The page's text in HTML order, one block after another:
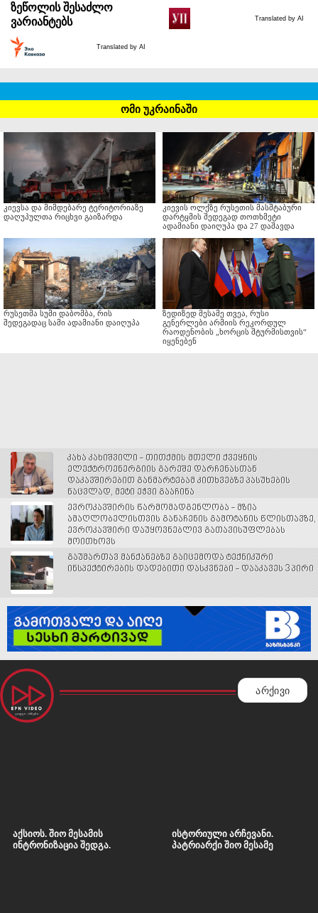
ზეწოლის შესაძლო
ვარიანტებს
Translated by AI
Translated by AI
ომი უკრაინაში
კიევსა და მიმდებარე ტერიტორიაზე
დაღუპულთა რიცხვი გაიზარდა
კიევის ოლქზე რუსეთის მასშტაბური
დარტყმის შედეგად თოთხმეტი
ადამიანი დაიღუპა და 27 დაშავდა
რუსეთმა სუმი დაბომბა, რის
შედეგადაც სამი ადამიანი დაიღუპა
ზედიზედ მესამე თვეა, რუსი
გენერლები არმიის რეკორდულ
რაოდენობის „ხორცის შტურმისთვის“
იყენებენ
კახა კახიშვილი - თითქმის მთელი ქვეყნის
ელექტროენერგიის გარეშე დარჩენასთან
დაკავშირებით განმარტებამ კითხვებზე პასუხების
ნაცვლად, მეტი ეჭვი გააჩინა
ევროკავშირის წარმომადგენლობა - მზია
ამაღლობელისთვის განაჩენის გამოტანის წლისთავზე,
ევროკავშირი დაუყოვნებლივ გათავისუფლებას
მოითხოვს
გაუმართავ მანქანებზე გაიცემოდა ტექნიკური
ინსპექტირების დადებითი დასკვნები - დააკავეს 3 პირი
არქივი
აქსიოს. შიო მესამის
ინტრონიზაცია შედგა.
ისტორიული არჩევანი.
პატრიარქი შიო მესამე